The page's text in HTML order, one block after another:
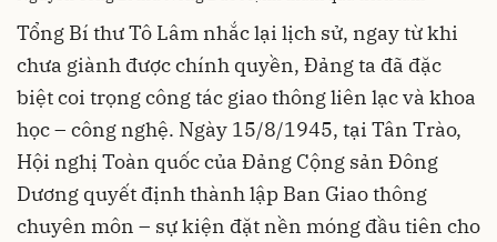
Tổng Bí thư Tô Lâm nhắc lại lịch sử, ngay từ khi
chưa giành được chính quyền, Đảng ta đã đặc
biệt coi trọng công tác giao thông liên lạc và khoa
học – công nghệ. Ngày 15/8/1945, tại Tân Trào,
Hội nghị Toàn quốc của Đảng Cộng sản Đông
Dương quyết định thành lập Ban Giao thông
chuyên môn – sự kiện đặt nền móng đầu tiên cho